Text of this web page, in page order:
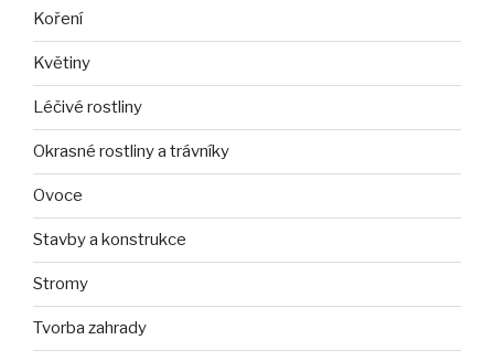
Koření
Květiny
Léčivé rostliny
Okrasné rostliny a trávníky
Ovoce
Stavby a konstrukce
Stromy
Tvorba zahrady